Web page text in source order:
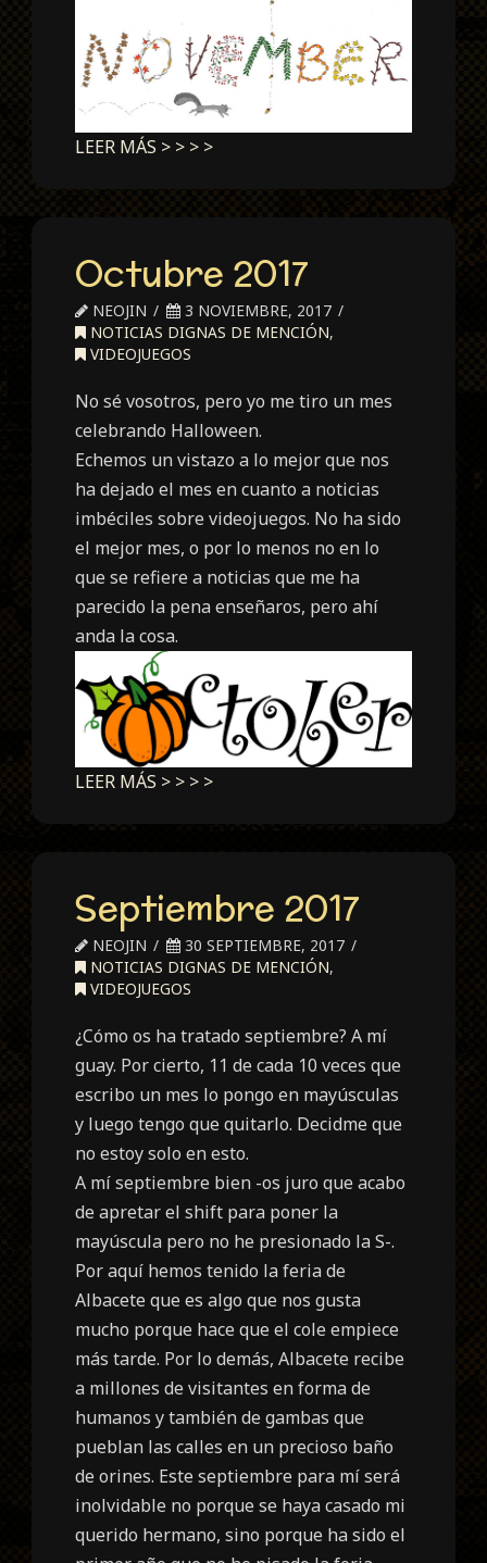
LEER MÁS > > > >
Octubre 2017
NEOJIN
3 NOVIEMBRE, 2017
NOTICIAS DIGNAS DE MENCIÓN,
VIDEOJUEGOS
No sé vosotros, pero yo me tiro un mes
celebrando Halloween.
Echemos un vistazo a lo mejor que nos
ha dejado el mes en cuanto a noticias
imbéciles sobre videojuegos. No ha sido
el mejor mes, o por lo menos no en lo
que se refiere a noticias que me ha
parecido la pena enseñaros, pero ahí
anda la cosa.
LEER MÁS > > > >
Septiembre 2017
NEOJIN
30 SEPTIEMBRE, 2017
NOTICIAS DIGNAS DE MENCIÓN,
VIDEOJUEGOS
¿Cómo os ha tratado septiembre? A mí
guay. Por cierto, 11 de cada 10 veces que
escribo un mes lo pongo en mayúsculas
y luego tengo que quitarlo. Decidme que
no estoy solo en esto.
A mí septiembre bien -os juro que acabo
de apretar el shift para poner la
mayúscula pero no he presionado la S-.
Por aquí hemos tenido la feria de
Albacete que es algo que nos gusta
mucho porque hace que el cole empiece
más tarde. Por lo demás, Albacete recibe
a millones de visitantes en forma de
humanos y también de gambas que
pueblan las calles en un precioso baño
de orines. Este septiembre para mí será
inolvidable no porque se haya casado mi
querido hermano, sino porque ha sido el